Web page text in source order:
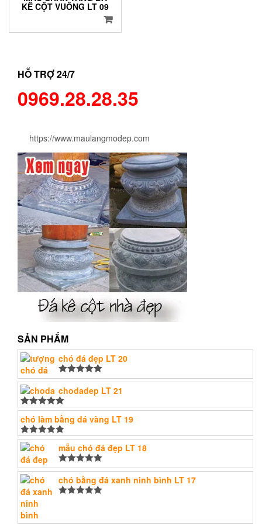
KÊ CỘT VUÔNG LT 09
HỖ TRỢ 24/7
0969.28.28.35
https://www.maulangmodep.com
SẢN PHẨM
chó đá đẹp LT 20
Được xếp
hạng5.005
sao
chodadep LT 21
Được xếp
hạng 5.00 5
sao
chó làm bằng đá vàng LT 19
Được xếp
hạng5.00
5
sao
mẫu chó đá đẹp LT 18
Được xếp
hạng5.005
sao
chó bằng đá xanh ninh bình LT 17